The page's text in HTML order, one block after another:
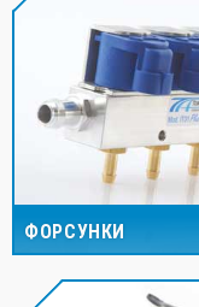
ФОРСУНКИ